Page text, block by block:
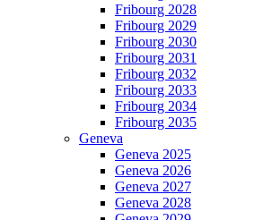
Fribourg 2028
Fribourg 2029
Fribourg 2030
Fribourg 2031
Fribourg 2032
Fribourg 2033
Fribourg 2034
Fribourg 2035
Geneva
Geneva 2025
Geneva 2026
Geneva 2027
Geneva 2028